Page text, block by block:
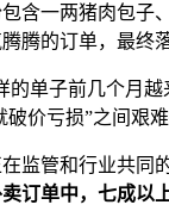
含一两猪肉包子
腾的订单，最终
的单子前几个月
价亏损”之间艰难
监管和行业共同
订单中，七成以